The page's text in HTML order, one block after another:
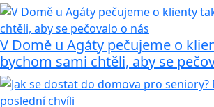
V Domě u Agáty pečujeme o
bychom sami chtěli, aby se